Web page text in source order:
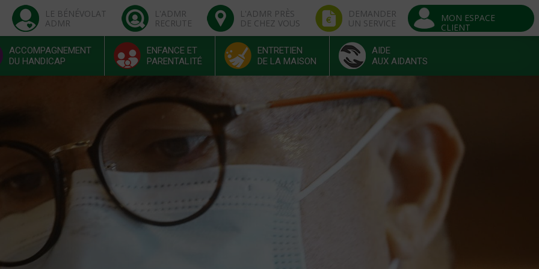
LE BÉNÉVOLAT
ADMR
L'ADMR
RECRUTE
L'ADMR PRÈS
DE CHEZ VOUS
DEMANDER
UN SERVICE
MON ESPACE
CLIENT
ACCOMPAGNEMENT
DU HANDICAP
ENFANCE ET
PARENTALITÉ
ENTRETIEN
DE LA MAISON
AIDE
AUX AIDANTS